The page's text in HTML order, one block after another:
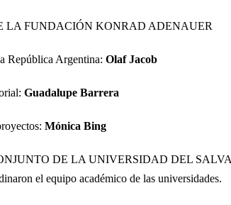
LA FUNDACIÓN KONRAD ADENAUER
República Argentina: Olaf Jacob
Guadalupe Barrera
Mónica Bing
DE LA UNIVERSIDAD DEL
el equipo académico de las universidades.